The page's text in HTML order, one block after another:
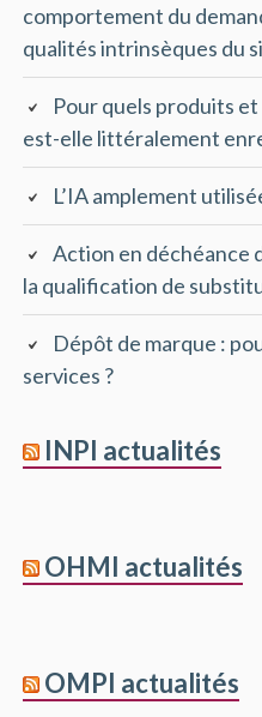
comportement du
qualités intrinsèques du
Pour quels produits
est-elle littéralement
L’IA amplement
Action en déchéance
la qualification de
Dépôt de marque :
services ?
INPI actualités
OHMI actualités
OMPI actualités